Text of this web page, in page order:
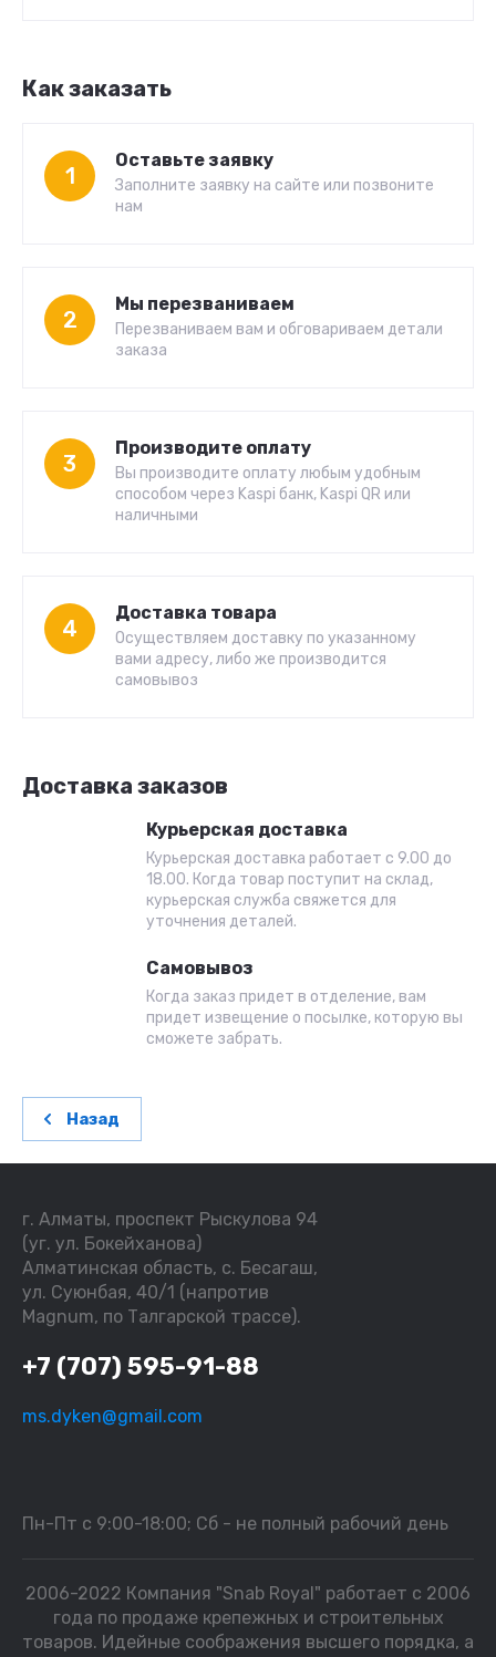
Как заказать
1
Оставьте заявку
Заполните заявку на сайте или позвоните
нам
2
Мы перезваниваем
Перезваниваем вам и обговариваем детали
заказа
3
Производите оплату
Вы производите оплату любым удобным
способом через Kaspi банк, Kaspi QR или
наличными
4
Доставка товара
Осуществляем доставку по указанному
вами адресу, либо же производится
самовывоз
Доставка заказов
Курьерская доставка
Курьерская доставка работает с 9.00 до
18.00. Когда товар поступит на склад,
курьерская служба свяжется для
уточнения деталей.
Самовывоз
Когда заказ придет в отделение, вам
придет извещение о посылке, которую вы
сможете забрать.
Назад
г. Алматы, проспект Рыскулова 94
(уг. ул. Бокейханова)
Алматинская область, с. Бесагаш,
ул. Суюнбая, 40/1 (напротив
Magnum, по Талгарской трассе).
+7 (707) 595-91-88
ms.dyken@gmail.com
Пн-Пт с 9:00-18:00; Сб - не полный рабочий день
2006-2022 Компания "Snab Royal" работает с 2006
года по продаже крепежных и строительных
товаров. Идейные соображения высшего порядка, а